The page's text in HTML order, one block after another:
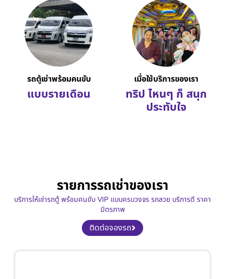
รถตู้เช่าพร้อมคนขับ
แบบรายเดือน
เมื่อใช้บริการของเรา
ทริป ไหนๆ ก็ สนุก
ประทับใจ
รายการรถเช่าของเรา
บริการให้เช่ารถตู้ พร้อมคนขับ VIP แบบครบวงจร รถสวย บริการดี ราคา
มิตรภาพ
ติดต่อจองรถ